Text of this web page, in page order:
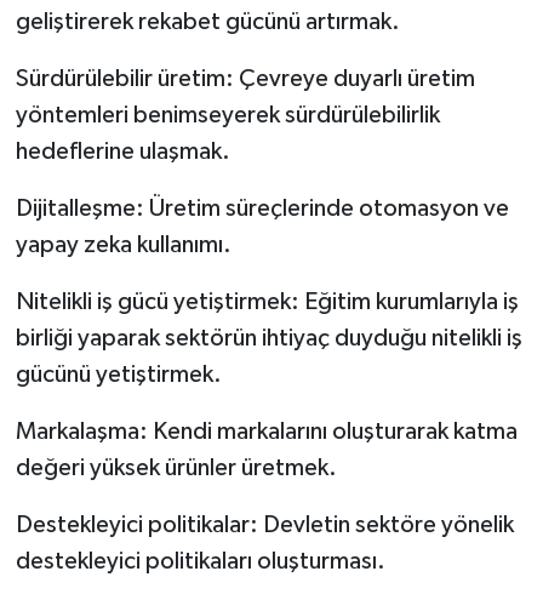
geliştirerek rekabet gücünü artırmak.
Sürdürülebilir üretim: Çevreye duyarlı üretim
yöntemleri benimseyerek sürdürülebilirlik
hedeflerine ulaşmak.
Dijitalleşme: Üretim süreçlerinde otomasyon ve
yapay zeka kullanımı.
Nitelikli iş gücü yetiştirmek: Eğitim kurumlarıyla iş
birliği yaparak sektörün ihtiyaç duyduğu nitelikli iş
gücünü yetiştirmek.
Markalaşma: Kendi markalarını oluşturarak katma
değeri yüksek ürünler üretmek.
Destekleyici politikalar: Devletin sektöre yönelik
destekleyici politikaları oluşturması.